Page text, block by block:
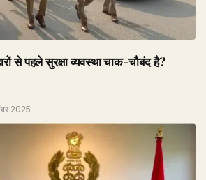
से पहले सुरक्षा व्यवस्था चाक-चौबंद है?
2025